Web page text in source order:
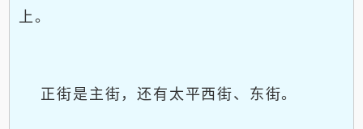
上。
正街是主街，还有太平西街、东街。